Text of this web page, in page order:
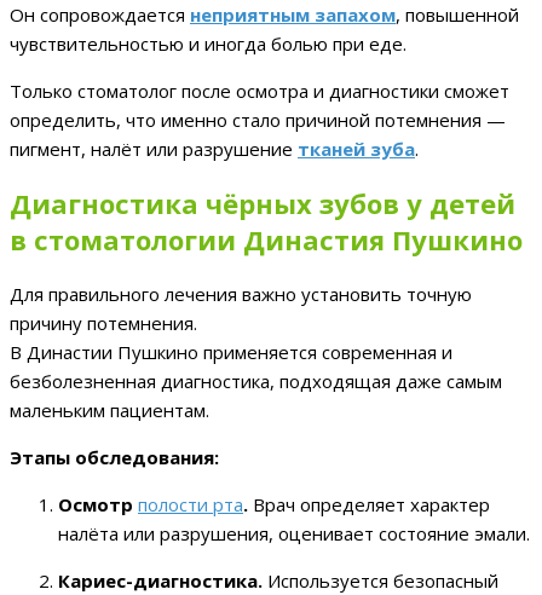
Он сопровождается неприятным запахом, повышенной
чувствительностью и иногда болью при еде.
Только стоматолог после осмотра и диагностики сможет
определить, что именно стало причиной потемнения —
пигмент, налёт или разрушение тканей зуба.
Диагностика чёрных зубов у детей
в стоматологии Династия Пушкино
Для правильного лечения важно установить точную
причину потемнения.
В Династии Пушкино применяется современная и
безболезненная диагностика, подходящая даже самым
маленьким пациентам.
Этапы обследования:
Осмотр полости рта. Врач определяет характер
налёта или разрушения, оценивает состояние эмали.
Кариес-диагностика. Используется безопасный